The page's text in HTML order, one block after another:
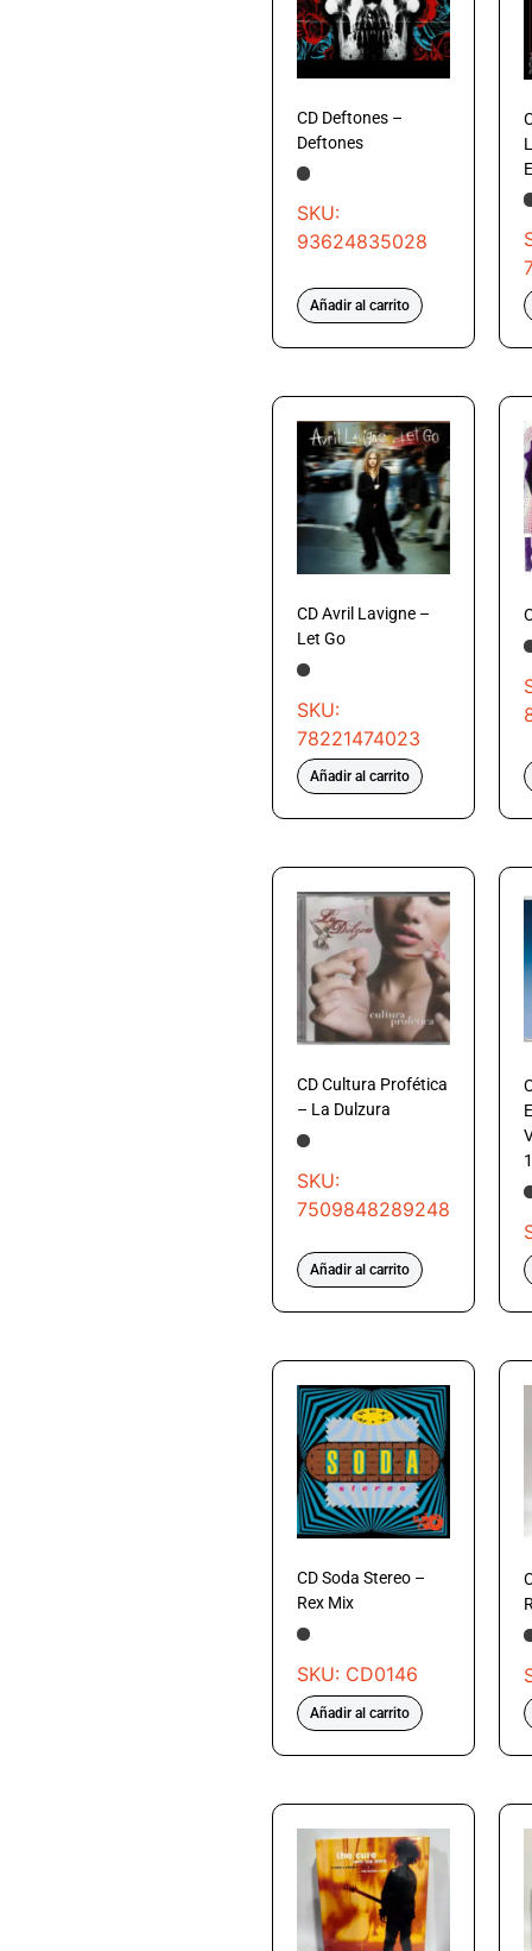
CD Deftones –
Deftones
SKU:
93624835028
Añadir al carrito
CD Avril Lavigne –
Let Go
SKU:
78221474023
Añadir al carrito
CD Cultura Profética
– La Dulzura
SKU:
7509848289248
Añadir al carrito
CD Soda Stereo –
Rex Mix
SKU: CD0146
Añadir al carrito